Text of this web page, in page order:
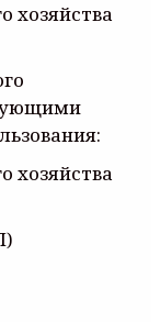
хозяйства
хозяйства